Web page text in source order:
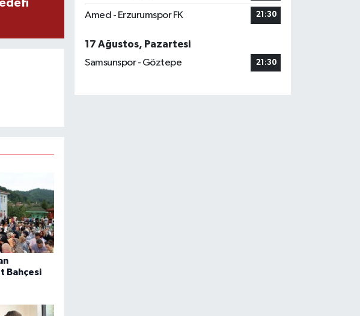
Bahçesi
Amed - Erzurumspor FK 21:30
17 Ağustos, Pazartesi
Samsunspor - Göztepe
21:30